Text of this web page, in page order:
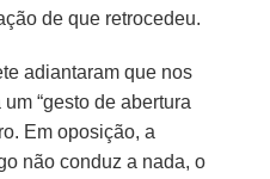
de que retrocedeu.
adiantaram que nos
“gesto de abertura
Em oposição, a
não conduz a nada, o